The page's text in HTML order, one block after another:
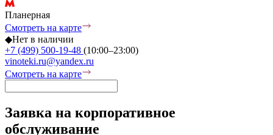
Планерная
Смотреть на карте
◆Нет в наличии
+7 (499) 500-19-48 (10:00–23:00)
vinoteki.ru@yandex.ru
Смотреть на карте
Заявка на корпоративное
обслуживание